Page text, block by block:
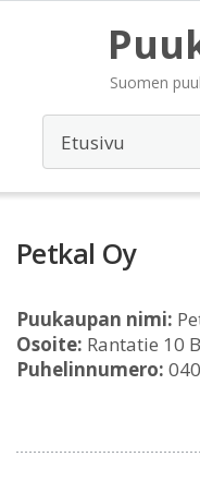
Suomen
Petkal Oy
Puukaupan nimi:
Osoite: Rantatie 10
Puhelinnumero: